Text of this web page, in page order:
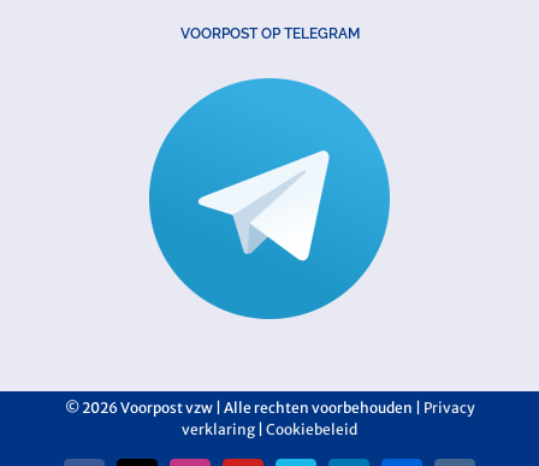
VOORPOST OP TELEGRAM
©2026 Voorpost vzw | Alle rechten voorbehouden | Privacy
verklaring Cookiebeleid